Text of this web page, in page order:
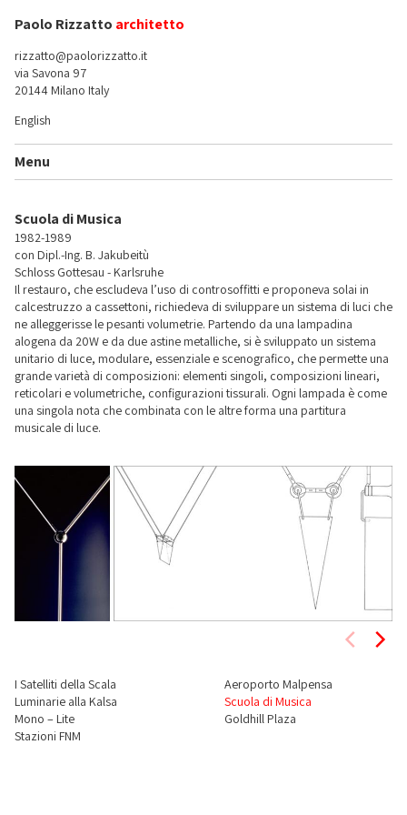
Paolo Rizzatto architetto
rizzatto@paolorizzatto.it
via Savona 97
20144 Milano Italy
English
Menu
Scuola di Musica
1982-1989
con Dipl.-Ing. B. Jakubeitù
Schloss Gottesau - Karlsruhe
Il restauro, che escludeva l’uso di controsoffitti e proponeva solai in
calcestruzzo a cassettoni, richiedeva di sviluppare un sistema di luci che
ne alleggerisse le pesanti volumetrie. Partendo da una lampadina
alogena da 20W e da due astine metalliche, si è sviluppato un sistema
unitario di luce, modulare, essenziale e scenografico, che permette una
grande varietà di composizioni: elementi singoli, composizioni lineari,
reticolari e volumetriche, configurazioni tissurali. Ogni lampada è come
una singola nota che combinata con le altre forma una partitura
musicale di luce.
I Satelliti della Scala
Luminarie alla Kalsa
Mono – Lite
Stazioni FNM
Aeroporto Malpensa
Scuola di Musica
Goldhill Plaza